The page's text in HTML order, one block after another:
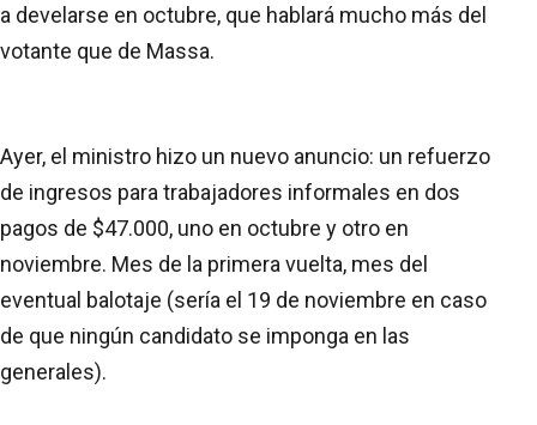
a develarse en octubre, que hablará mucho más del
votante que de Massa.
Ayer, el ministro hizo un nuevo anuncio: un refuerzo
de ingresos para trabajadores informales en dos
pagos de $47.000, uno en octubre y otro en
noviembre. Mes de la primera vuelta, mes del
eventual balotaje (sería el 19 de noviembre en caso
de que ningún candidato se imponga en las
generales).